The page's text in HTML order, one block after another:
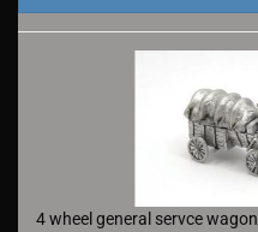
4 wheel general servce